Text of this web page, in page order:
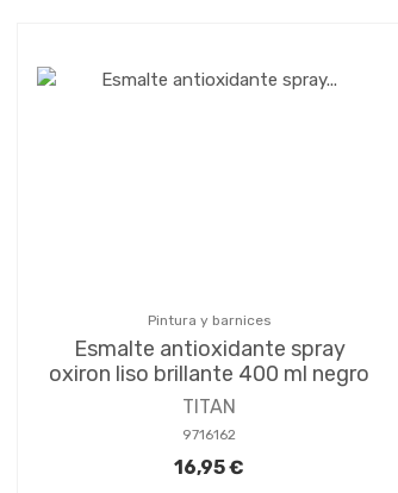
Pintura y barnices
Esmalte antioxidante spray
oxiron liso brillante 400 ml negro
TITAN
9716162
16,95 €